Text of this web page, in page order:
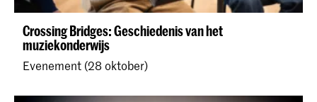
Crossing Bridges: Geschiedenis van het
muziekonderwijs
Evenement (28 oktober)